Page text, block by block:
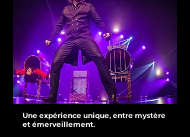
Une expérience unique, entre mystère
et émerveillement.